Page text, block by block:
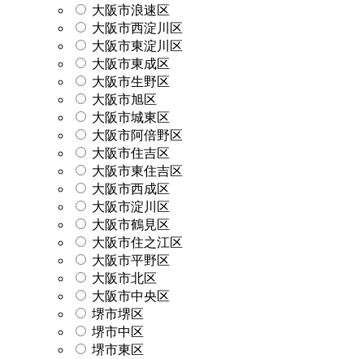
大阪市浪速区
大阪市西淀川区
大阪市東淀川区
大阪市東成区
大阪市生野区
大阪市旭区
大阪市城東区
大阪市阿倍野区
大阪市住吉区
大阪市東住吉区
大阪市西成区
大阪市淀川区
大阪市鶴見区
大阪市住之江区
大阪市平野区
大阪市北区
大阪市中央区
堺市堺区
堺市中区
堺市東区